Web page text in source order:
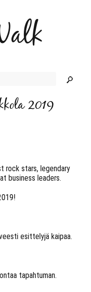
2019
rock stars, legendary
business leaders.
esittelyjä kaipaa.
tapahtuman.